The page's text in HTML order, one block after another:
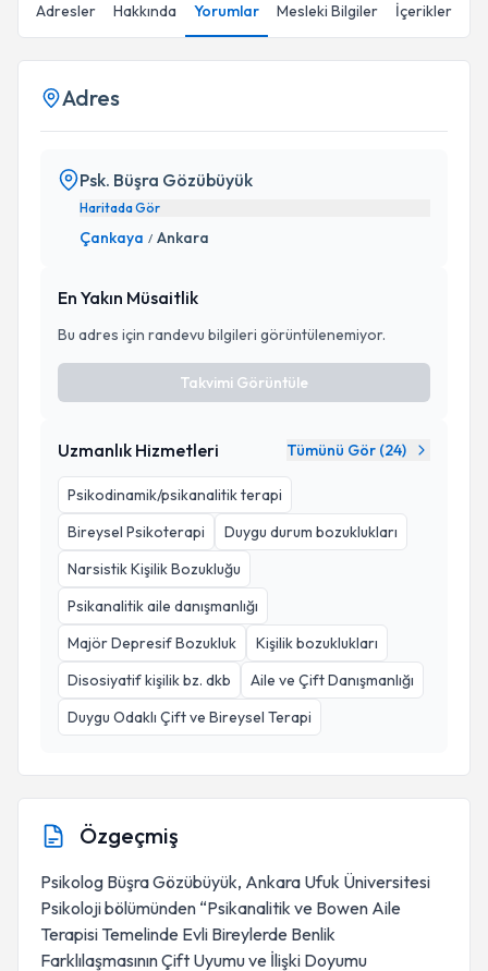
Adresler Hakkında Yorumlar Mesleki Bilgiler İçerikler
Adres
Psk. Büşra Gözübüyük
Haritada Gör
Çankaya / Ankara
En Yakın Müsaitlik
Bu adres için randevu bilgileri görüntülenemiyor.
Takvimi Görüntüle
Uzmanlık Hizmetleri Tümünü Gör (24)
Psikodinamik/psikanalitik terapi
Bireysel Psikoterapi
Duygu durum bozuklukları
Narsistik Kişilik Bozukluğu
Psikanalitik aile danışmanlığı
Majör Depresif Bozukluk
Kişilik bozuklukları
Disosiyatif kişilik bz. dkb
Aile ve Çift Danışmanlığı
Duygu Odaklı Çift ve Bireysel Terapi
Özgeçmiş
Psikolog Büşra Gözübüyük, Ankara Ufuk Üniversitesi
Psikoloji bölümünden “Psikanalitik ve Bowen Aile
Terapisi Temelinde Evli Bireylerde Benlik
Farklılaşmasının Çift Uyumu ve İlişki Doyumu